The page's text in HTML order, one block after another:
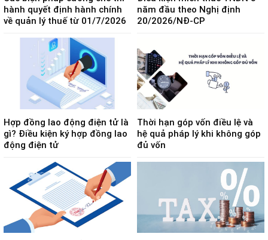
hành quyết định hành chính
về quản lý thuế từ 01/7/2026
năm đầu theo Nghị định
20/2026/NĐ-CP
Hợp đồng lao động điện tử là
gì? Điều kiện ký hợp đồng lao
động điện tử
Thời hạn góp vốn điều lệ và
hệ quả pháp lý khi không góp
đủ vốn